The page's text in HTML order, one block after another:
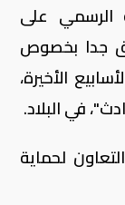
الرسمي على
جدا بخصوص
الأخيرة،
في البلاد.
لحماية